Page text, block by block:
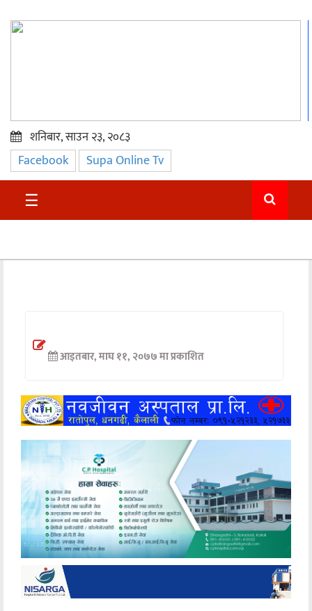
प्रमुख
समाचार
सुदुर
अन्तर्वार्ता
खेलकुद
मनोरञ्जन
अन्य
शनिबार, साउन २३, २०८३
Facebook Supa Online Tv
☰
आइतबार, माघ ११, २०७७ मा प्रकाशित